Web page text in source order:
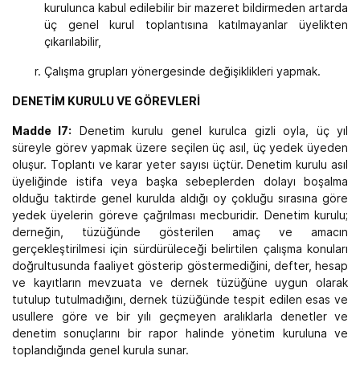
kurulunca kabul edilebilir bir mazeret bildirmeden artarda
üç genel kurul toplantısına katılmayanlar üyelikten
çıkarılabilir,
Çalışma grupları yönergesinde değişiklikleri yapmak.
DENETİM KURULU VE GÖREVLERİ
Madde l7: Denetim kurulu genel kurulca gizli oyla, üç yıl
süreyle görev yapmak üzere seçilen üç asıl, üç yedek üyeden
oluşur. Toplantı ve karar yeter sayısı üçtür. Denetim kurulu asıl
üyeliğinde istifa veya başka sebeplerden dolayı boşalma
olduğu taktirde genel kurulda aldığı oy çokluğu sırasına göre
yedek üyelerin göreve çağrılması mecburidir. Denetim kurulu;
derneğin, tüzüğünde gösterilen amaç ve amacın
gerçekleştirilmesi için sürdürüleceği belirtilen çalışma konuları
doğrultusunda faaliyet gösterip göstermediğini, defter, hesap
ve kayıtların mevzuata ve dernek tüzüğüne uygun olarak
tutulup tutulmadığını, dernek tüzüğünde tespit edilen esas ve
usullere göre ve bir yılı geçmeyen aralıklarla denetler ve
denetim sonuçlarını bir rapor halinde yönetim kuruluna ve
toplandığında genel kurula sunar.